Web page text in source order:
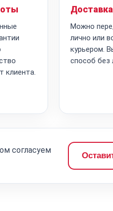
клиента.
Можно
лично или
курьером.
способ без
согласуем